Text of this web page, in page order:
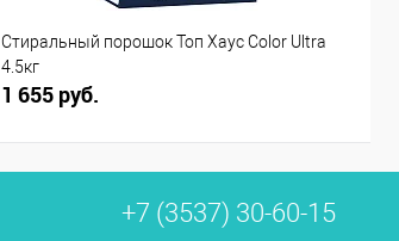
Стиральный порошок Топ Хаус Color Ultra
4.5кг
1 655 руб.
+7 (3537) 30-60-15